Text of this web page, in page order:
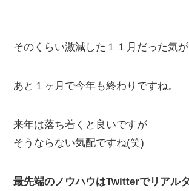
そのくらい激減した１１月だった気が
あと１ヶ月で今年も終わりですね。
来年は落ち着くと良いですが
そうならない気配ですね(笑)
最先端のノウハウはTwitterでリアル